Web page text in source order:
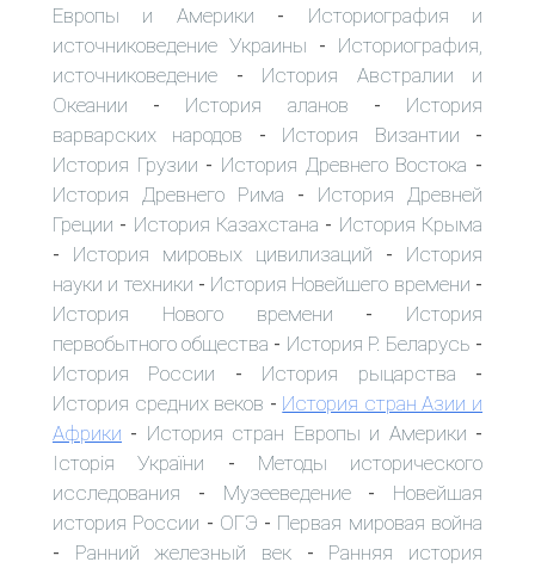
Европы и Америки - Историография и
источниковедение Украины - Историография,
источниковедение - История Австралии и
Океании - История аланов - История
варварских народов - История Византии -
История Грузии - История Древнего Востока -
История Древнего Рима - История Древней
Греции - История Казахстана - История Крыма
- История мировых цивилизаций - История
науки и техники - История Новейшего времени -
История Нового времени - История
первобытного общества - История Р. Беларусь -
История России - История рыцарства -
История средних веков - История стран Азии и
Африки - История стран Европы и Америки -
Історія України - Методы исторического
исследования - Музееведение- Новейшая
история России - ОГЭ - Первая мировая война
- Ранний железный век - Ранняя история